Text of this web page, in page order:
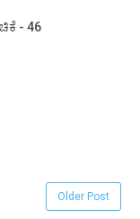
- 46
Older Post